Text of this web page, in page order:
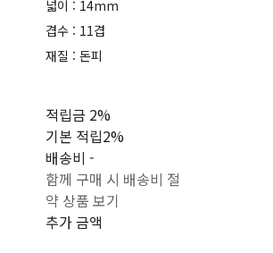
넓이 : 14mm
겹수 : 11겹
재질 : 돈피
적립금 2%
기본 적립2%
배송비-
함께 구매 시 배송비 절
약 상품 보기
추가 금액